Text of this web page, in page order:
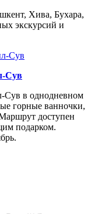
Хива, Бухара,
экскурсий и
Сув
Сув в однодневном
горные ванночки,
доступен
подарком.